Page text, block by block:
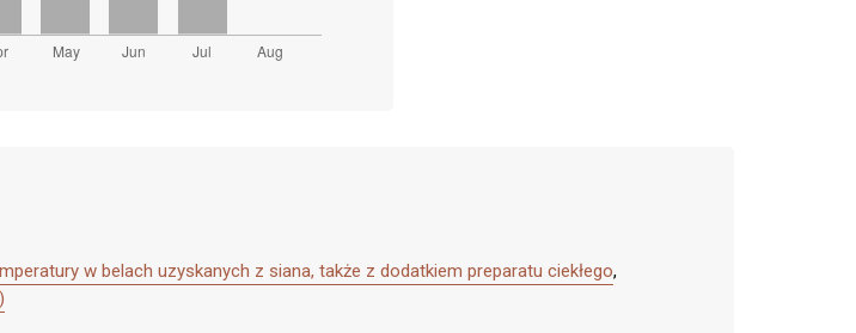
w belach uzyskanych z siana, także z dodatkiem preparatu ciekłego,